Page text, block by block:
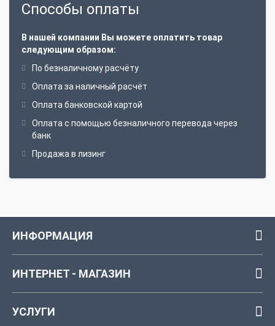
Способы оплаты
В нашей компании Вы можете оплатить товар
следующим образом:
По безналичному расчёту
Оплата за наличный расчёт
Оплата банковской картой
Оплата с помощью безналичного перевода через
банк
Продажа в лизинг
ИНФОРМАЦИЯ
ИНТЕРНЕТ - МАГАЗИН
УСЛУГИ